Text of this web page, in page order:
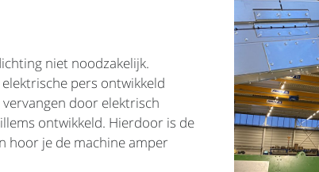
niet noodzakelijk.
pers ontwikkeld
door elektrisch
ontwikkeld. Hierdoor is de
hoor je de machine amper